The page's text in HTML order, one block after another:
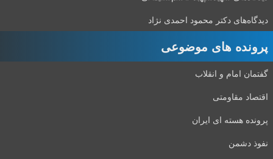
دیدگاه‌های دکتر محمود احمدی نژاد
پرونده های موضوعی
گفتمان امام و انقلاب
اقتصاد مقاومتی
پرونده هسته ای ایران
نفوذ دشمن